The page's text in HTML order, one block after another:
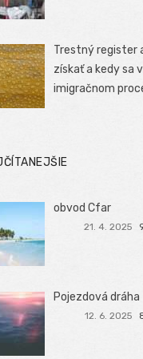
Trestný register
získať a kedy sa
imigračnom
obvod Cfar
21. 4. 2025
Pojezdová dráha
12. 6. 2025